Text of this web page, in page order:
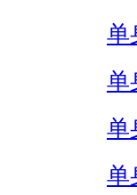
单
单
单
单